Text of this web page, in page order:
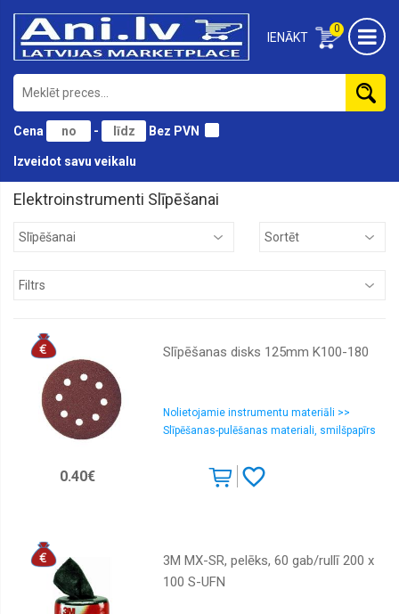
0
IENĀKT
Cena - Bez PVN
Izveidot savu veikalu
slīpmašīnas
Figūrzāģi
Fēni
Galda
zāģi
Ķēdes
Lenķa
slīpmašīnas
piederumi
Maisītāji,
mikseri
Elektroinstrumenti Slīpēšanai
Slīpēšanas disks 125mm K100-180
Nolietojamie instrumentu materiāli >>
Slīpēšanas-pulēšanas materiali, smilšpapīrs
0.40€
3M MX-SR, pelēks, 60 gab/rullī 200 x
100 S-UFN